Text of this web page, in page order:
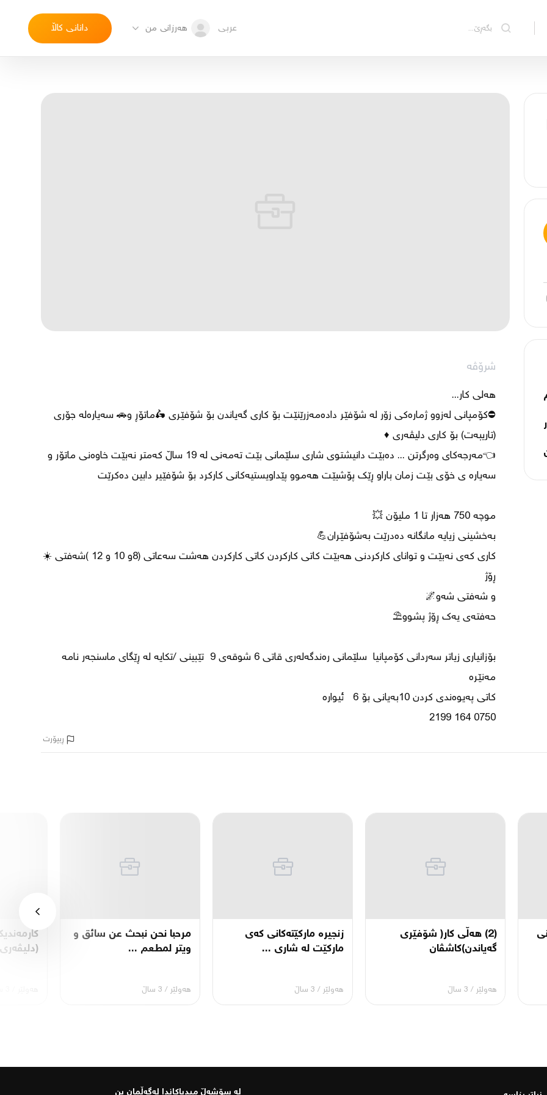
عربی هەرزانی من دانانی کاڵا
شرۆڤە
⛔کۆمپانی لەزوو ژمارەکی زۆر لە شۆفێر دادەمەزرێنێت بۆ کاری گەیاندن بۆ شۆفێری 🛵ماتۆڕ و🚗 سەیارەلە جۆری
(تاریبەت) بۆ کاری دلیڤەری ♦️
👈مەرجەکای وەرگرتن ... دەبێت دانیشتوی شاری سلێمانی بێت تەمەنی لە 19 ساڵ کەمتر نەبێت خاوەنی ماتۆر و
موچە 750 هەزار تا 1 ملیۆن 💥
کاری کەی نەبێت و توانای کارکردنی هەبێت کاتی کارکردن کاتی کارکردن هەشت سەعاتی (8و 10 و 12 )شەفتی ☀️
بۆزانیاری زیاتر سەردانی کۆمپانیا  سلێمانی رەندگەلەری قاتی 6 شوقەی 9  تێبینی /تکایە لە ڕێگای ماسنجەر نامە
مەنێرە
کاتی پەیوەندی کردن 10بەیانی بۆ 6   ئیوارە
0750 164 2199
ڕیپۆرت
(2) هەڵی کار( شۆفێری
گەیاندن)کاشڤان
هەولێر / 3 ساڵ
زنجیرە مارکێتەکانی کەی
مارکێت لە شاری ...
هەولێر / 3 ساڵ
مرحبا نحن نبحث عن سائق و
ويتر لمطعم ...
هەولێر / 3 ساڵ